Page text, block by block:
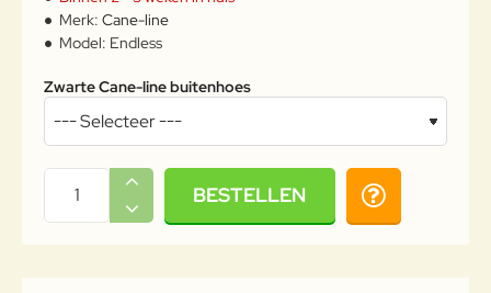
Merk: Cane-line
Model: Endless
Zwarte Cane-line buitenhoes
BESTELLEN